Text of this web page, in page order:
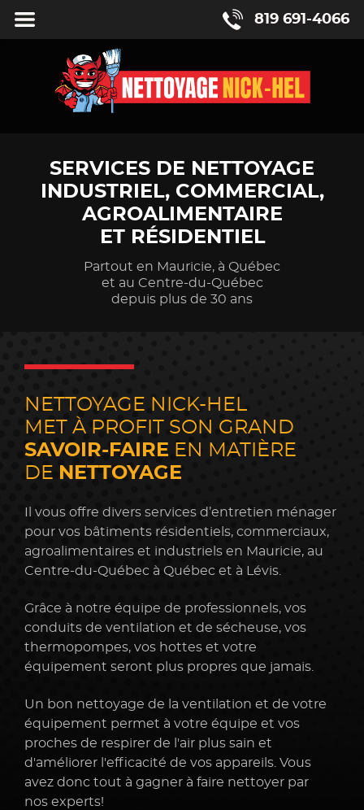
819 691-4066
SERVICES DE NETTOYAGE
INDUSTRIEL,COMMERCIAL,
AGROALIMENTAIRE
ET RÉSIDENTIEL
Partout en Mauricie, à Québec
et au Centre-du-Québec
depuis plus de 30 ans
NETTOYAGE NICK-HEL
MET À PROFIT SON GRAND
SAVOIR-FAIRE EN MATIÈRE
DE NETTOYAGE
Il vous offre divers services d’entretien ménager
pour vos bâtiments résidentiels, commerciaux,
agroalimentaires et industriels en Mauricie, au
Centre-du-Québec à Québec et à Lévis.
Grâce à notre équipe de professionnels, vos
conduits de ventilation et de sécheuse, vos
thermopompes, vos hottes et votre
équipement seront plus propres que jamais.
Un bon nettoyage de la ventilation et de votre
équipement permet à votre équipe et vos
proches de respirer de l'air plus sain et
d'améliorer l'efficacité de vos appareils. Vous
avez donc tout à gagner à faire nettoyer par
nos experts!